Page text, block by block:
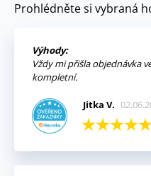
Prohlédněte si vybraná
Výhody:
Vždy mi přišla objednávka
kompletní.
Jitka V.